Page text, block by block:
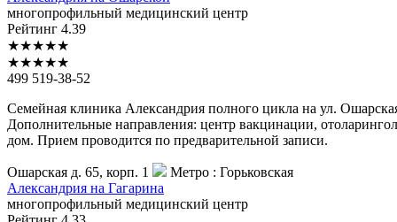
многопрофильный медицинский центр
Рейтинг 4.39
★★★★★
★★★★★
499 519-38-52
Семейная клиника Александрия полного цикла на ул.
Дополнительные направления: центр вакцинации,
дом. Прием проводится по предварительной записи.
Ошарская д. 65, корп. 1 Метро : Горьковская
Александрия на Гагарина
многопрофильный медицинский центр